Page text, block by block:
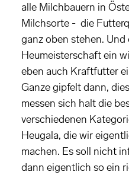
alle Milchbauern in
Milchsorte - die
ganz oben stehen.
Heumeisterschaft ein
eben auch Kraftfutter
Ganze gipfelt dann,
messen sich halt die
verschiedenen
Heugala, die wir
machen. Es soll nicht
dann eigentlich so ein